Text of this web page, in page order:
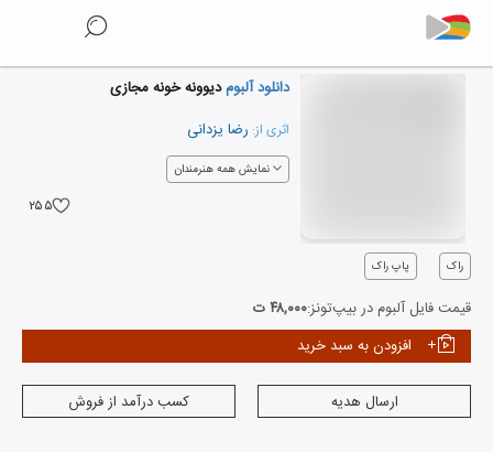
دانلود آلبومدیوونه خونه مجازی
اثری از: رضا یزدانی
نمایش همه هنرمندان
۲۵۵
راک پاپ راک
قیمت فایل آلبوم در بیپ‌تونز:۴۸,۰۰۰ ت
افزودن به سبد خرید
ارسال هدیه کسب درآمد از فروش